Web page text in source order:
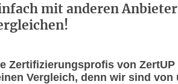
mit anderen
Zertifizierungsprofis von ZertUP
Vergleich, denn wir sind von